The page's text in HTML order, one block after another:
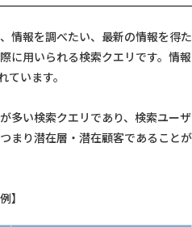
情報を調べたい、最新の情報を得た
に用いられる検索クエリです。情報
います。
多い検索クエリであり、検索ユーザ
まり潜在層・潜在顧客であることが
】